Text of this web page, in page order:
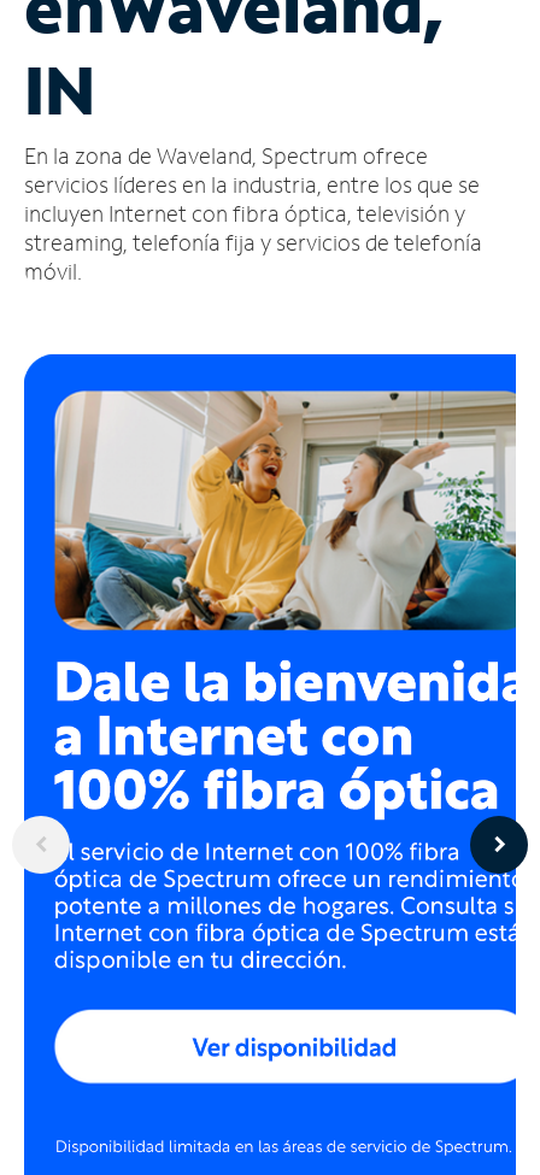
cuenta
Encuentra
tienda
IN
En la zona de Waveland, Spectrum ofrece
servicios líderes en la industria, entre los que se
incluyen Internet con fibra óptica, televisión y
streaming, telefonía fija y servicios de telefonía
móvil.